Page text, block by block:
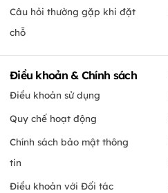
Câu hỏi thường gặp khi đặt
chỗ
Điều khoản & Chính sách
Điều khoản sử dụng
Quy chế hoạt động
Chính sách bảo mật thông
tin
Điều khoản với Đối tác